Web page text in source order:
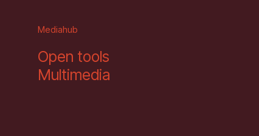
Mediahub
Open tools
Multimedia